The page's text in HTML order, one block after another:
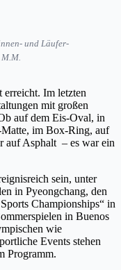
und Läufer-
erreicht. Im letzten
mit großen
auf dem Eis-Oval, in
im Box-Ring, auf
auf Asphalt – es war ein
sein, unter
in Pyeongchang, den
Championships“ in
in Buenos
wie
Events stehen
Programm.